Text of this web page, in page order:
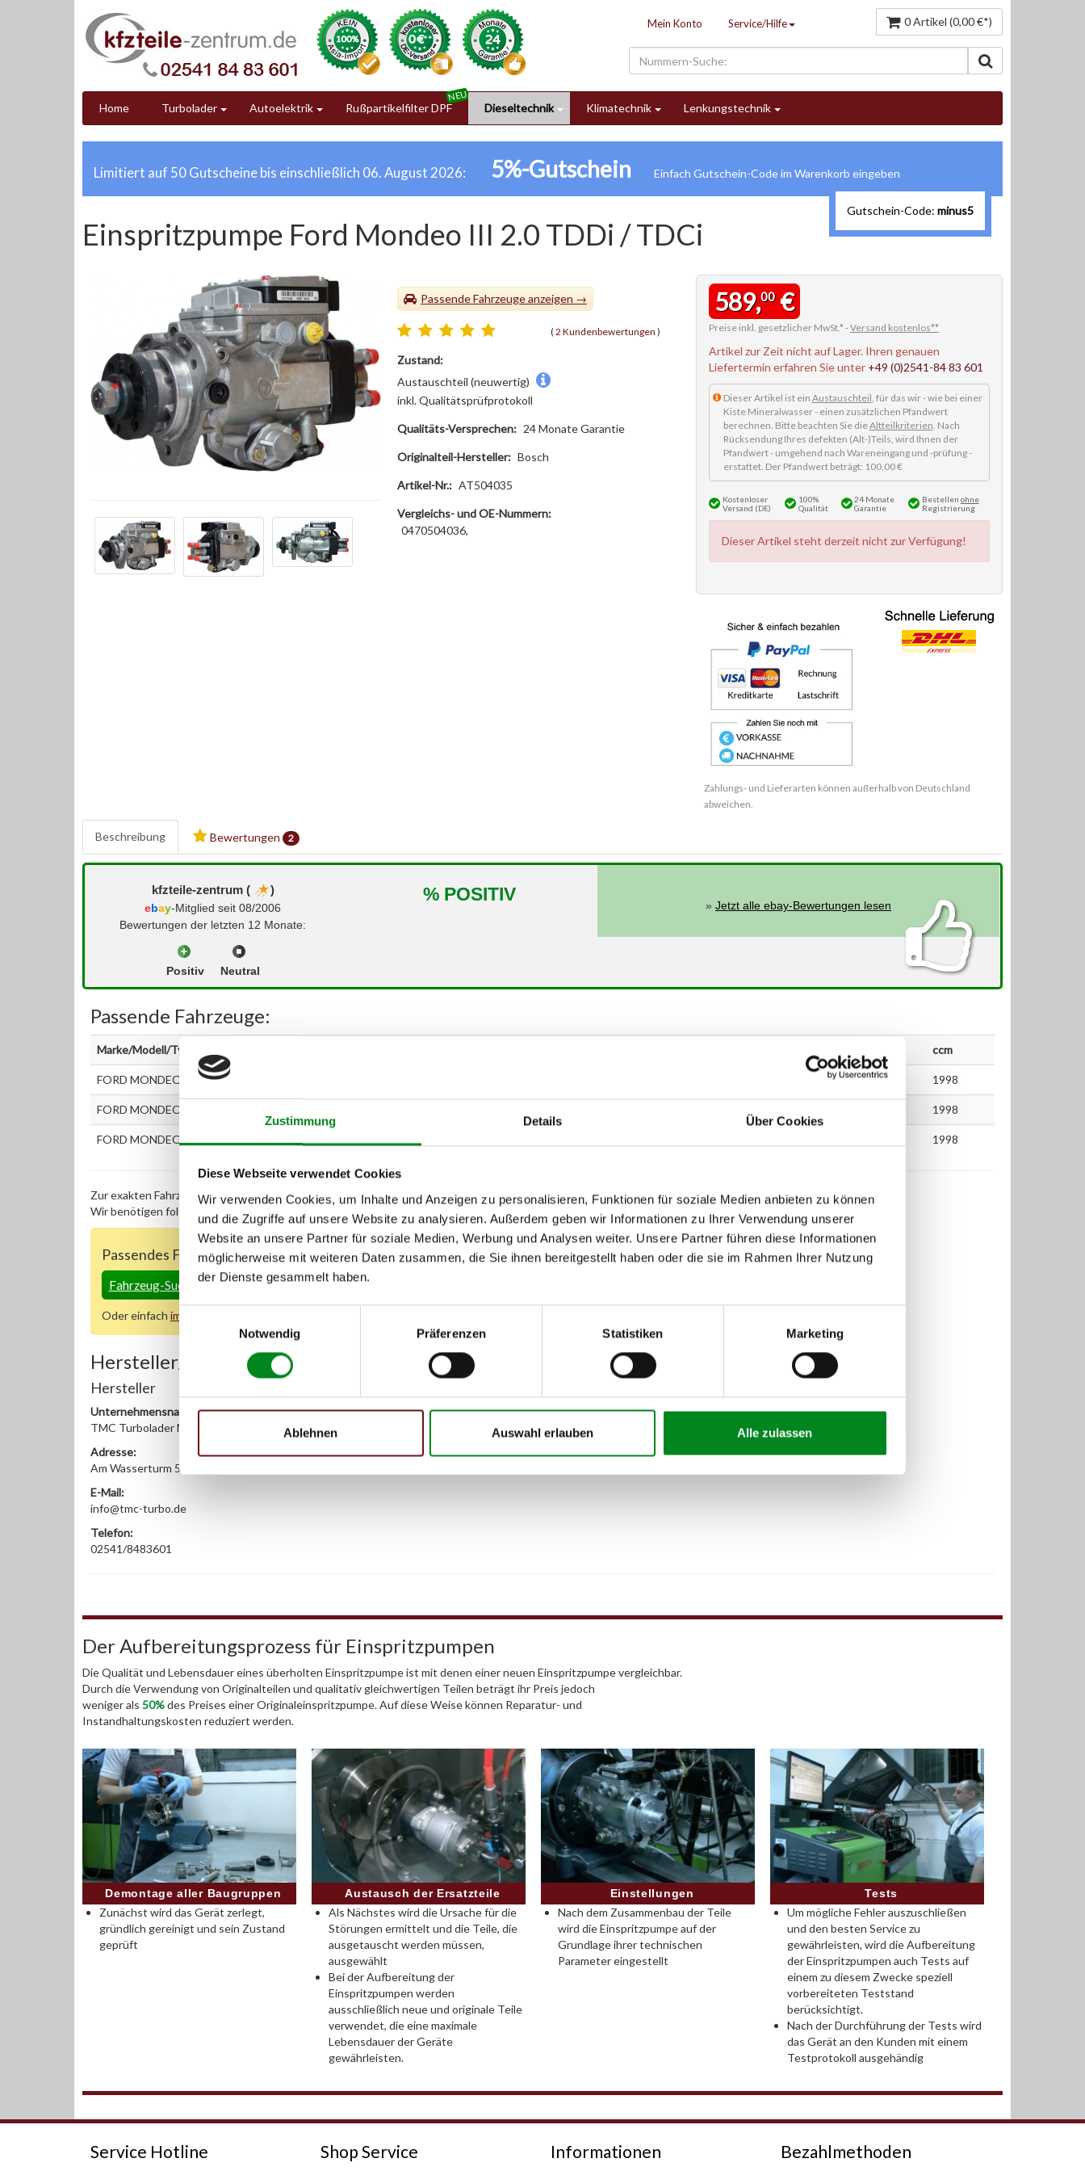
Zustimmung Details Über Cookies
Diese Webseite verwendet Cookies
Wir verwenden Cookies, um Inhalte und Anzeigen zu personalisieren, Funktionen für soziale Medien anbieten zu können
und die Zugriffe auf unsere Website zu analysieren. Außerdem geben wir Informationen zu Ihrer Verwendung unserer
Website an unsere Partner für soziale Medien, Werbung und Analysen weiter. Unsere Partner führen diese Informationen
möglicherweise mit weiteren Daten zusammen, die Sie ihnen bereitgestellt haben oder die sie im Rahmen Ihrer Nutzung
der Dienste gesammelt haben.
Einwilligungsauswahl
Notwendig
Präferenzen Statistiken Marketing
Ablehnen Auswahl erlauben Alle zulassen
Mein Konto Service/Hilfe 0 Artikel (0,00 €*)
Home Turbolader Autoelektrik Rußpartikelfilter DPF Dieseltechnik Klimatechnik Lenkungstechnik
Limitiert auf 50 Gutscheine bis einschließlich 06. August 2026: 5%-Gutschein
Gutschein-Code: minus5
Einspritzpumpe Ford Mondeo III 2.0 TDDi / TDCi
Passende Fahrzeuge
(2 Kundenbewertungen )
Zustand:
Austauschteil (neuwertig)
inkl. Qualitätsprüfprotokoll
Qualitäts-Versprechen: 24 Monate Garantie
Originalteil-Hersteller: Bosch
Artikel-Nr.: AT504035
Vergleichs- und OE-Nummern:
0470504036,
589,00€
Preise inkl. gesetzlicher MwSt.* -Versand kostenlos**
Artikel zur Zeit nicht auf Lager. Ihren genauen
Liefertermin erfahren Sie unter +49 (0)2541-84 83 601
Dieser Artikel ist ein Austauschteil, für das wir - wie bei einer
Kiste Mineralwasser - einen zusätzlichen Pfandwert
berechnen. Bitte beachten Sie dieAltteilkriterien. Nach
Rücksendung Ihres defekten (Alt-)Teils, wird Ihnen der
Pfandwert - umgehend nach Wareneingang und -prüfung -
erstattet. Der Pfandwert beträgt: 100,00 €
Kostenloser
Versand (DE)
100%
Qualität
24 Monate
Garantie
Bestellen ohne
Registrierung
Dieser Artikel steht derzeit nicht zur Verfügung!
Zahlungs- und Lieferarten können außerhalb von Deutschland
abweichen.
Beschreibung Bewertungen 2
kfzteile-zentrum ( )
ebay-Mitglied seit 08/2006
Bewertungen der letzten 12 Monate:
Positiv Neutral
% POSITIV
»Jetzt alle ebay-Bewertungen lesen
Passende Fahrzeuge:
Marke/Modell/Typ ccm
FORD MONDEO III (B5Y) 2.0 16V TDDi / TDCi 85 115 1998
FORD MONDEO III Kombi (BWY) 2.0 16V TDDi / TDCi 1998
FORD MONDEO III Stufenheck (B4Y) 2.0 16V TDDi / TDCi 1998
Zur exakten Fahrzeug-Identifizierung können Sie auch unseren Support kontaktieren (Chat, Telefon oder E-Mail).
Wir benötigen folgende Fahrzeugdaten:
Schlüsselnummer zu 2 (2.1) und zu 3 (2.2) oder Fahrgestellnummer
Passendes Fahrzeug nicht dabei?
Fahrzeug-Suche für AT-Einspritzpumpen»
Oder einfach im Chat
Hersteller/EU Verantwortliche Person
Hersteller
Unternehmensname:
TMC Turbolader Manufaktur Coesfeld
Adresse:
Am Wasserturm 55, Coesfeld, NRW, 48653, DE
E-Mail:
info@tmc-turbo.de
Telefon:
02541/8483601
Der Aufbereitungsprozess für Einspritzpumpen
Die Qualität und Lebensdauer eines überholten Einspritzpumpe ist mit denen einer neuen Einspritzpumpe vergleichbar.
Durch die Verwendung von Originalteilen und qualitativ gleichwertigen Teilen beträgt ihr Preis jedoch
weniger als 50%des Preises einer Originaleinspritzpumpe. Auf diese Weise können Reparatur- und
Instandhaltungskosten reduziert werden.
Demontage aller Baugruppen
Zunächst wird das Gerät zerlegt,
gründlich gereinigt und sein Zustand
geprüft
Austausch der Ersatzteile
Als Nächstes wird die Ursache für die
Störungen ermittelt und die Teile, die
ausgetauscht werden müssen,
ausgewählt
Bei der Aufbereitung der
Einspritzpumpen werden
ausschließlich neue und originale Teile
verwendet, die eine maximale
Lebensdauer der Geräte
gewährleisten.
Einstellungen
Nach dem Zusammenbau der Teile
wird die Einspritzpumpe auf der
Grundlage ihrer technischen
Parameter eingestellt
Tests
Um mögliche Fehler auszuschließen
und den besten Service zu
gewährleisten, wird die Aufbereitung
der Einspritzpumpen auch Tests auf
einem zu diesem Zwecke speziell
vorbereiteten Teststand
berücksichtigt.
Nach der Durchführung der Tests wird
das Gerät an den Kunden mit einem
Testprotokoll ausgehändig
Service Hotline Shop Service Informationen Bezahlmethoden